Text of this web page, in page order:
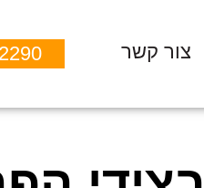
צור קשר